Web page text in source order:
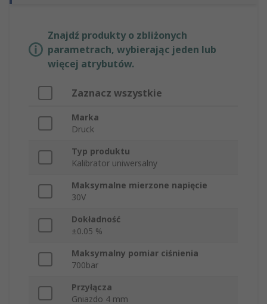
Znajdź produkty o zbliżonych
parametrach, wybierając jeden lub
więcej atrybutów.
Zaznacz wszystkie
Marka
Druck
Typ produktu
Kalibrator uniwersalny
Maksymalne mierzone napięcie
30V
Dokładność
±0.05 %
Maksymalny pomiar ciśnienia
700bar
Przyłącza
Gniazdo 4 mm